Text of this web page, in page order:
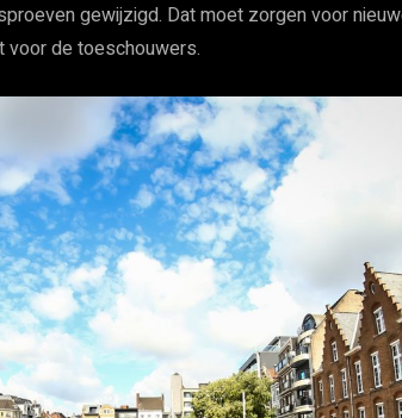
gewijzigd. Dat moet zorgen voor
voor de toeschouwers.